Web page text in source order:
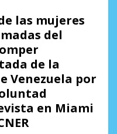
las mujeres
del
de la
Venezuela por
en Miami